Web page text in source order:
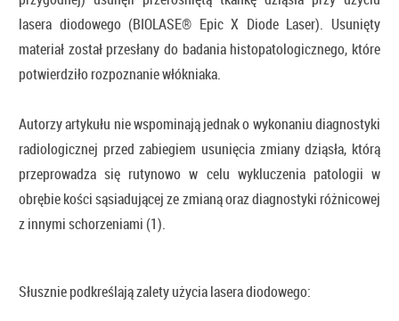
lasera diodowego (BIOLASE® Epic X Diode Laser). Usunięty
materiał został przesłany do badania histopatologicznego, które
potwierdziło rozpoznanie włókniaka.
Autorzy artykułu nie wspominają jednak o wykonaniu diagnostyki
radiologicznej przed zabiegiem usunięcia zmiany dziąsła, którą
przeprowadza się rutynowo w celu wykluczenia patologii w
obrębie kości sąsiadującej ze zmianą oraz diagnostyki różnicowej
z innymi schorzeniami (1).
Słusznie podkreślają zalety użycia lasera diodowego: